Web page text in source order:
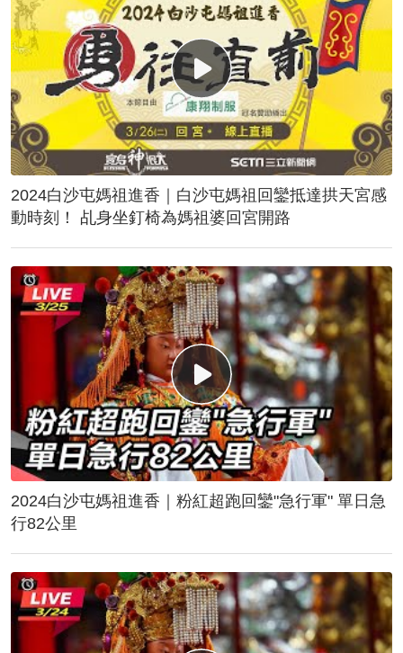
2024白沙屯媽祖進香｜白沙屯媽祖回鑾抵達拱天宮感
動時刻！ 乩身坐釘椅為媽祖婆回宮開路
2024白沙屯媽祖進香｜粉紅超跑回鑾"急行軍" 單日急
行82公里